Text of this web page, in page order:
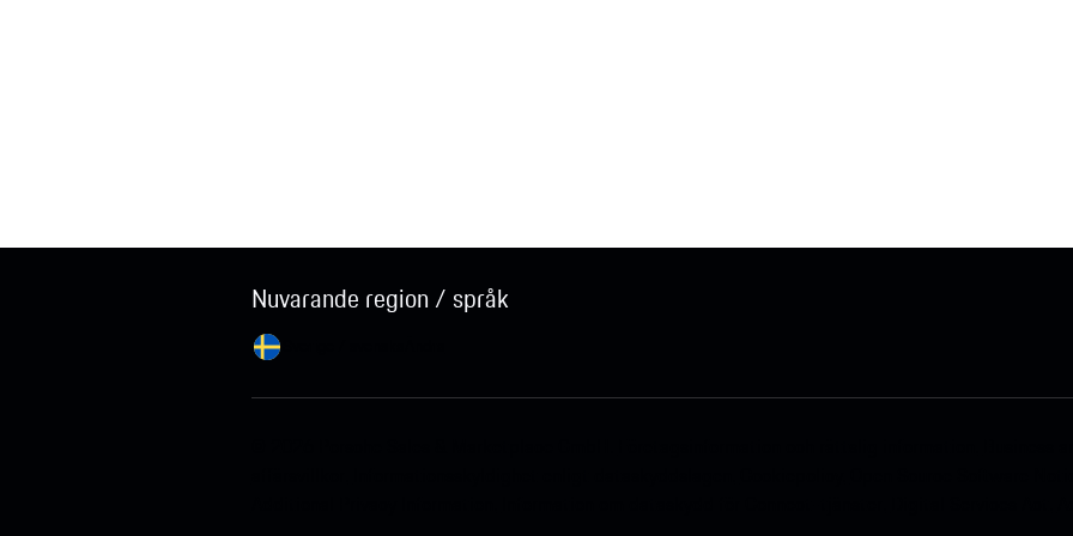
Nuvarande region / språk